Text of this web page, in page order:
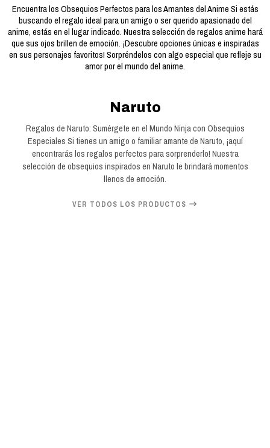
Encuentra los Obsequios Perfectos para los Amantes del Anime Si estás
buscando el regalo ideal para un amigo o ser querido apasionado del
anime, estás en el lugar indicado. Nuestra selección de regalos anime hará
que sus ojos brillen de emoción. ¡Descubre opciones únicas e inspiradas
en sus personajes favoritos! Sorpréndelos con algo especial que refleje su
amor por el mundo del anime.
Naruto
Regalos de Naruto: Sumérgete en el Mundo Ninja con Obsequios
Especiales Si tienes un amigo o familiar amante de Naruto, ¡aquí
encontrarás los regalos perfectos para sorprenderlo! Nuestra
selección de obsequios inspirados en Naruto le brindará momentos
llenos de emoción.
VER TODOS LOS PRODUCTOS